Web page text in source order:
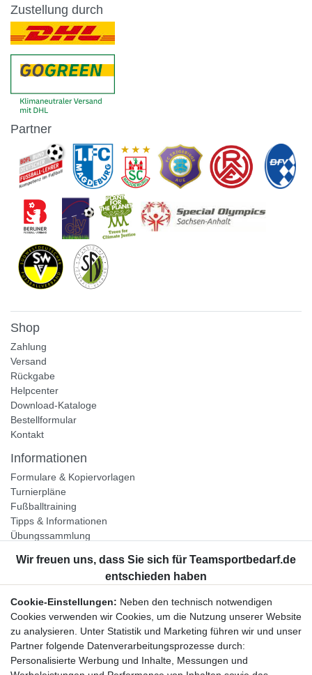
Zustellung durch
Partner
Shop
Zahlung
Versand
Rückgabe
Helpcenter
Download-Kataloge
Bestellformular
Kontakt
Informationen
Formulare & Kopiervorlagen
Turnierpläne
Fußballtraining
Tipps & Informationen
Übungssammlung
Unternehmen
Widerrufsrecht
Bestellung widerrufen
Datenschutzerklärung
Cookie-Einstellungen: Neben den technisch notwendigen
Cookies verwenden wir Cookies, um die Nutzung unserer Website
zu analysieren. Unter Statistik und Marketing führen wir und unser
Partner folgende Datenverarbeitungsprozesse durch:
Personalisierte Werbung und Inhalte, Messungen und